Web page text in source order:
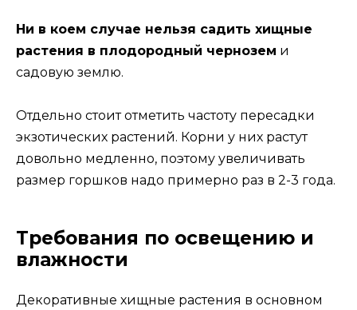
Ни в коем случае нельзя садить хищные
растения в плодородный чернозем и
садовую землю.
Отдельно стоит отметить частоту пересадки
экзотических растений. Корни у них растут
довольно медленно, поэтому увеличивать
размер горшков надо примерно раз в 2-3 года.
Требования по освещению и
влажности
Декоративные хищные растения в основном